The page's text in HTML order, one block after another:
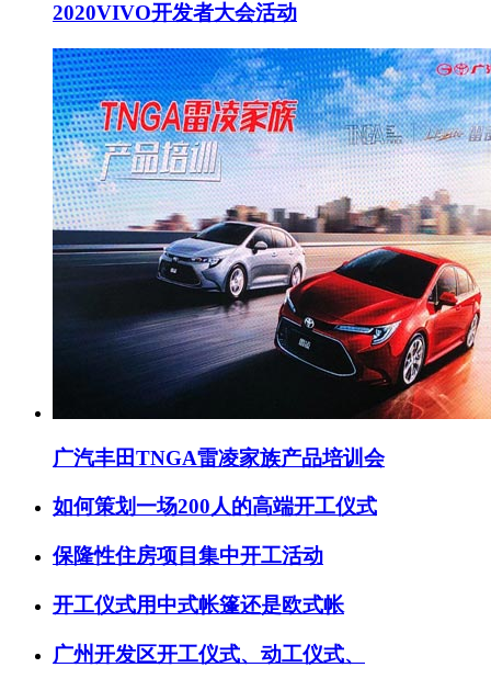
2020VIVO开发者大会活动
广汽丰田TNGA雷凌家族产品培训会
如何策划一场200人的高端开工仪式
保隆性住房项目集中开工活动
开工仪式用中式帐篷还是欧式帐
广州开发区开工仪式、动工仪式、